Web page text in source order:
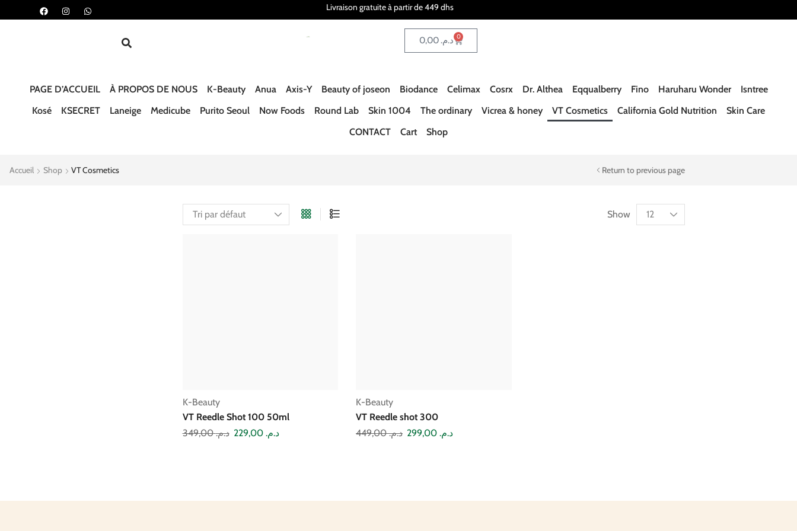
Livraison gratuite à partir de 449 dhs
د.م. 0
PAGE D’ACCUEIL À PROPOS DE NOUS K-Beauty Anua Axis-Y Beauty of joseon Biodance Celimax Cosrx Dr. Althea Eqqualberry Fino Haruharu Wonder
Isntree
Kosé
KSECRET Laneige Medicube Purito Seoul Now Foods Round Lab Skin 1004 The ordinary Vicrea & honey VT Cosmetics California Gold Nutrition
Skin Care
CONTACT
Cart Shop
Accueil Shop VT Cosmetics Return to previous page
Show
K-Beauty
VT Reedle Shot 100 50ml
د.م.349,00 د.م. 229,00
K-Beauty
VT Reedle shot 300
د.م.449,00 د.م.